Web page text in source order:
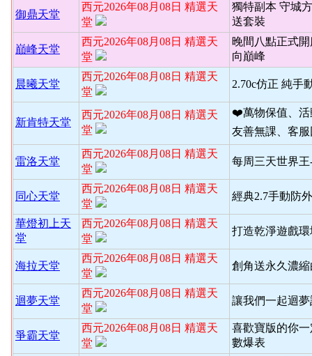
御鼎天堂
西元2026年08月08日 精選天
堂
獨特副本 守城
送套裝
巔峰天堂
西元2026年08月08日 精選天
堂
晚間八點正式
向巔峰
晨曦天堂
西元2026年08月08日 精選天
堂
2.70c仿正 純手
新肯特天堂
西元2026年08月08日 精選天
堂
❤️萬物保值、活
友善無課、客
雷洛天堂
西元2026年08月08日 精選天
堂
每周三天世界
同心天堂
西元2026年08月08日 精選天
堂
經典2.7手動防
華燈初上天
堂
西元2026年08月08日 精選天
堂
打造乾淨遊戲
海拉天堂
西元2026年08月08日 精選天
堂
創角送永久濃
迴夢天堂
西元2026年08月08日 精選天
堂
讓我們一起迴
爭霸天堂
西元2026年08月08日 精選天
堂
喜歡寶版的你
數爆表